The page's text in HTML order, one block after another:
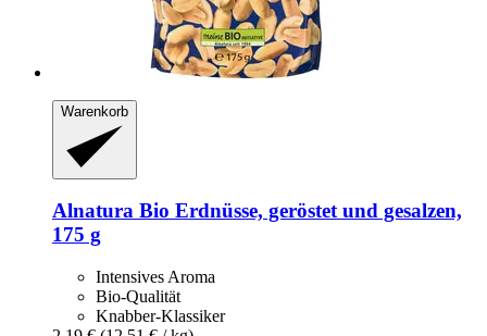
Warenkorb
Alnatura Bio Erdnüsse, geröstet und gesalzen,
175 g
Intensives Aroma
Bio-Qualität
Knabber-Klassiker